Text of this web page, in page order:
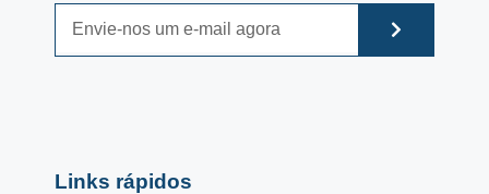
Links rápidos